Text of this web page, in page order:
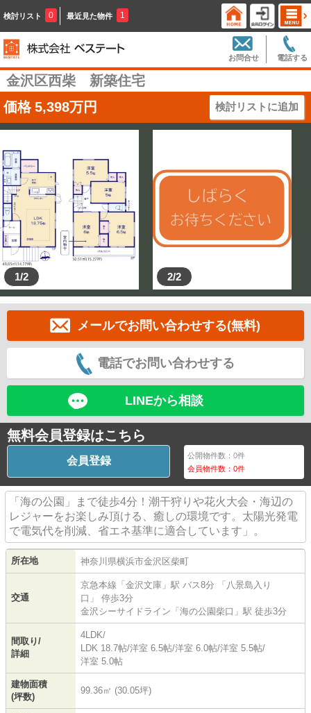
検討リスト 0 最近見た物件 1
電話する
お問合せ
金沢区西柴 新築住宅
価格 5,398万円 検討リストに追加
1/2 2/2
メールでお問い合わせする(無料)
電話でお問い合わせする
LINEから相談
無料会員登録はこちら
会員登録 公開物件数：0件
会員物件数：0件
「海の公園」まで徒歩4分！潮干狩りや花火大会・海辺の
レジャーをお楽しみ頂ける、癒しの環境です。太陽光発電
で電気代を削減、省エネ基準に適合しています」。
所在地 神奈川県横浜市金沢区柴町
交通
京急本線 「 金沢文庫 」駅 バス8分 「八景島入り
口」 停歩3分
金沢シーサイドライン 「 海の公園柴口 」駅 徒歩3分
間取り/
詳細
4LDK/
LDK 18.7帖/洋室 6.5帖/洋室 6.0帖/洋室 5.5帖/
洋室 5.0帖
建物面積
(坪数)
99.36㎡ (30.05坪)